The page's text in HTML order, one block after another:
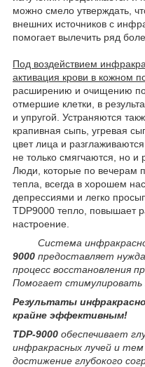
можно смело утверждать,
внешних источников с
помогает вылечить ряд
Под воздействием
активация крови в кожном
расширению и очищению
отмершие клетки, в
и упругой. Устраняются
крапивная сыпь, угревая
цвет лица и
не только смягчаются, но и
Люди, которые по вечерам
тепла, всегда в хорошем
депрессиями и легко
TDP9000 тепло, повышает
настроение.
Система
9000 предоставляет
процесс восстановления
Помогает стимулировать
Результаты
крайне эффективным!
TDP-9000 обеспечивает
инфракрасных лучей и
достижение глубокого